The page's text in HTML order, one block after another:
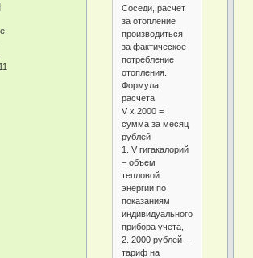
Соседи, расчет
за отопление
производиться
за фактическое
потребление
отопления.
Формула
расчета:
V х 2000 =
сумма за месяц
рублей
1. V гигакалорий
– объем
тепловой
энергии по
показаниям
индивидуального
прибора учета,
2. 2000 рублей –
тариф на